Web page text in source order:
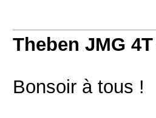
Theben JMG
Bonsoir à tous !